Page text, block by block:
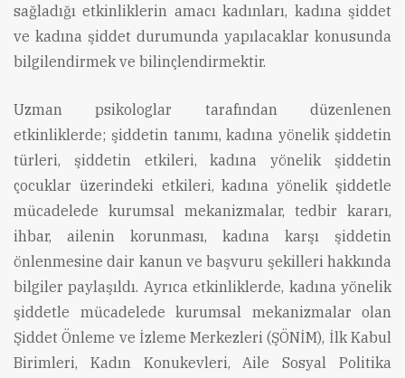
sağladığı etkinliklerin amacı kadınları, kadına şiddet
ve kadına şiddet durumunda yapılacaklar konusunda
bilgilendirmek ve bilinçlendirmektir.
Uzman psikologlar tarafından düzenlenen
etkinliklerde; şiddetin tanımı, kadına yönelik şiddetin
türleri, şiddetin etkileri, kadına yönelik şiddetin
çocuklar üzerindeki etkileri, kadına yönelik şiddetle
mücadelede kurumsal mekanizmalar, tedbir kararı,
ihbar, ailenin korunması, kadına karşı şiddetin
önlenmesine dair kanun ve başvuru şekilleri hakkında
bilgiler paylaşıldı. Ayrıca etkinliklerde, kadına yönelik
şiddetle mücadelede kurumsal mekanizmalar olan
Şiddet Önleme ve İzleme Merkezleri (ŞÖNİM), İlk Kabul
Birimleri, Kadın Konukevleri, Aile Sosyal Politika